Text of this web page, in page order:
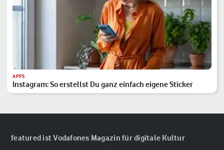
APPS
Instagram: So erstellst Du ganz einfach eigene Sticker
featured ist Vodafones Magazin für digitale Kultur